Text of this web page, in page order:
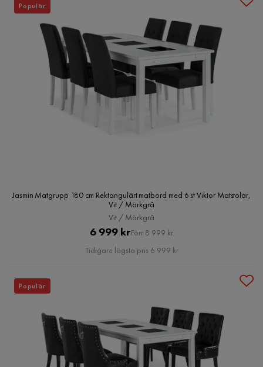
Jasmin Matgrupp 180 cm Rektangulärt matbord med 6 st Viktor Matstolar,
Vit / Mörkgrå
Vit / Mörkgrå
Pris
6 999 krOriginal
Pris
Förr 8 999 kr
Tidigare lägsta pris 6 999 kr
Populär
Populär